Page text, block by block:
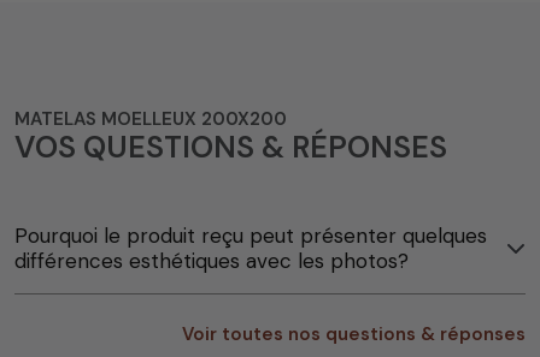
MATELAS MOELLEUX 200X200
VOS QUESTIONS & RÉPONSES
Pourquoi le produit reçu peut présenter quelques
différences esthétiques avec les photos?
Voir toutes nos questions & réponses